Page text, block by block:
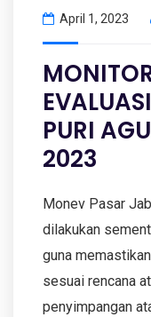
April 1, 2023
PURI
2023
Monev Pasar
dilakukan
guna
sesuai rencana
penyimpangan